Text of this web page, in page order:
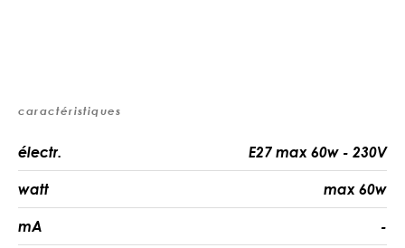
caractéristiques
électr. E27 max 60w - 230V
watt max 60w
mA -